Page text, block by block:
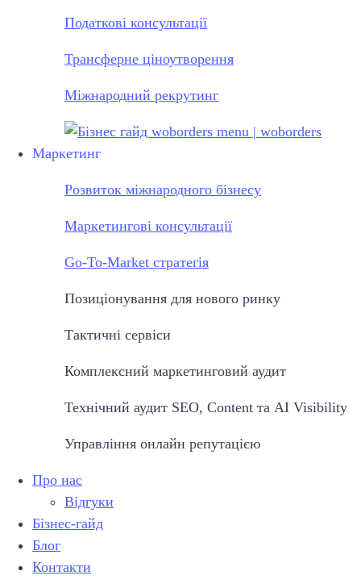
Податкові консультації
Трансферне ціноутворення
Міжнародний рекрутинг
Маркетинг
Розвиток міжнародного бізнесу
Маркетингові консультації
Go-To-Market стратегія
Позиціонування для нового ринку
Тактичні сервіси
Комплексний маркетинговий аудит
Технічний аудит SEO, Content та AI Visibility
Управління онлайн репутацією
Про нас
Відгуки
Бізнес-гайд
Блог
Контакти